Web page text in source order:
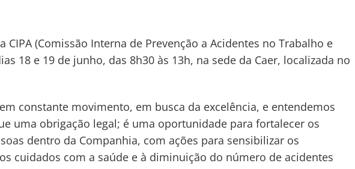
CIPA (Comissão Interna de Prevenção a Acidentes no Trabalho e
18 e 19 de junho, das 8h30 às 13h, na sede da Caer, localizada no
constante movimento, em busca da excelência, e entendemos
uma obrigação legal; é uma oportunidade para fortalecer os
dentro da Companhia, com ações para sensibilizar os
cuidados com a saúde e à diminuição do número de acidentes